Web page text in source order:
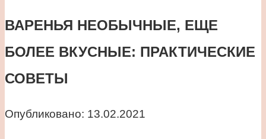
ВАРЕНЬЯ НЕОБЫЧНЫЕ, ЕЩЕ
БОЛЕЕ ВКУСНЫЕ: ПРАКТИЧЕСКИЕ
СОВЕТЫ
Опубликовано: 13.02.2021